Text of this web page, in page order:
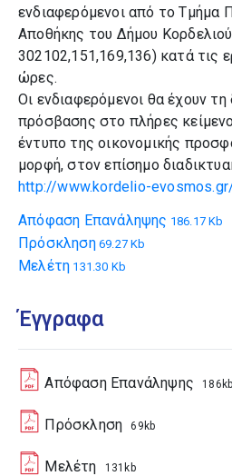
ενδιαφερόμενοι από το Τμήμα
Αποθήκης του Δήμου
302102,151,169,136) κατά τις
ώρες.
Οι ενδιαφερόμενοι θα έχουν
πρόσβασης στο πλήρες
έντυπο της οικονομικής
μορφή, στον επίσημο
http://www.kordelio-
Απόφαση Επανάληψης 186.17 Kb
Πρόσκληση69.27 Kb
Μελέτη 131.30 Kb
Έγγραφα
Απόφαση Επανάληψης 186kb
Πρόσκληση 69kb
Μελέτη 131kb